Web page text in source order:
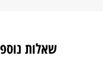
שאלות